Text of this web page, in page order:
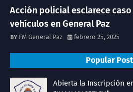
Acción policial esclarece
vehículos en General Paz
FM General Paz febrero 25, 2025
Popular
Abierta la Inscripción